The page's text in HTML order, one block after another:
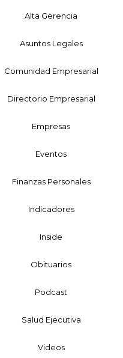
Alta Gerencia
Asuntos Legales
Comunidad Empresarial
Directorio Empresarial
Empresas
Eventos
Finanzas Personales
Indicadores
Inside
Obituarios
Podcast
Salud Ejecutiva
Videos